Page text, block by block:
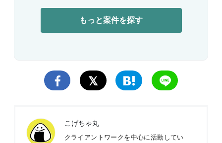
もっと案件を探す
こげちゃ丸
クライアントワークを中心に活動してい